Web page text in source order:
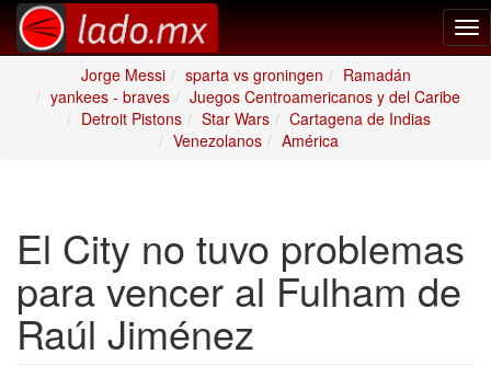
Jorge Messi
sparta vs groningen
Ramadán
yankees - braves
Juegos Centroamericanos y del Caribe
Detroit Pistons
Star Wars
Cartagena de Indias
Venezolanos
América
El City no tuvo problemas
para vencer al Fulham de
Raúl Jiménez